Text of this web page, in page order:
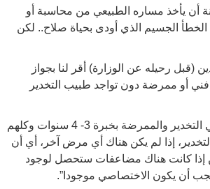
أن يأخذ مساره الطبيعي من محاسبة أو
الجسيم الذي أودى بحياة صلاح.. لكن
(قبل رحيله عن الوزارة) أقر لنا بجواز
أو ممرضة دون تواجد طبيب التخدير
وقال الوزير “هناك فني التخدير والممرضة بخبرة 3- 4 سنوات وكلهم
التخدير، إذا لم يكن هناك أي مرض آخر، أي أن
إذا كانت هناك مضاعفات ستحصل لوجود
أن يكون الاختصاصي موجودا”.